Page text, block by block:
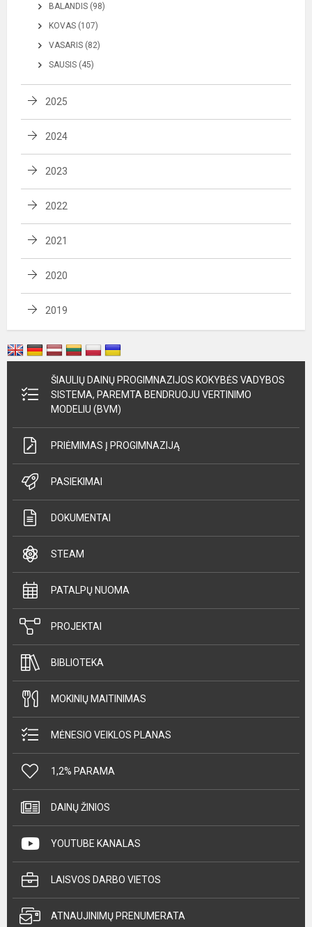
BALANDIS (98)
KOVAS (107)
VASARIS (82)
SAUSIS (45)
2025
2024
2023
2022
2021
2020
2019
ŠIAULIŲ DAINŲ PROGIMNAZIJOS KOKYBĖS VADYBOS
SISTEMA, PAREMTA BENDRUOJU VERTINIMO
MODELIU (BVM)
PRIĖMIMAS Į PROGIMNAZIJĄ
PASIEKIMAI
DOKUMENTAI
STEAM
PATALPŲ NUOMA
PROJEKTAI
BIBLIOTEKA
MOKINIŲ MAITINIMAS
MĖNESIO VEIKLOS PLANAS
1,2% PARAMA
DAINŲ ŽINIOS
YOUTUBE KANALAS
LAISVOS DARBO VIETOS
ATNAUJINIMŲ PRENUMERATA